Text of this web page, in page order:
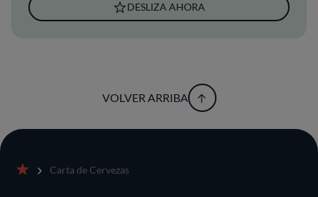
DESLIZA AHORA
VOLVER ARRIBA
Carta de Cervezas